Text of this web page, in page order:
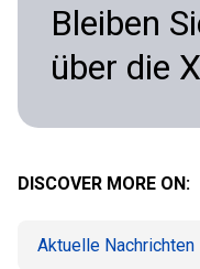
Bleiben
über die
DISCOVER MORE ON:
Aktuelle Nachrichten